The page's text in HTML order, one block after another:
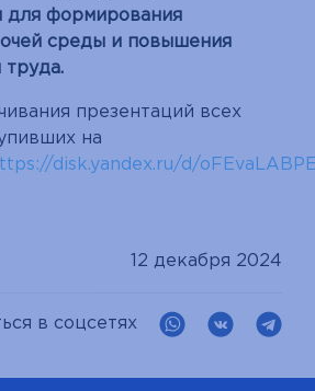
для формирования
среды и повышения
труда.
презентаций всех
на
disk.yandex.ru/d/
12 декабря 2024
в соцсетях